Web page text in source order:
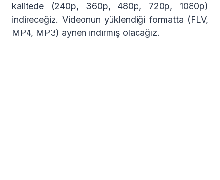
kalitede (240p, 360p, 480p, 720p, 1080p)
indireceğiz. Videonun yüklendiği formatta (FLV,
MP4, MP3) aynen indirmiş olacağız.